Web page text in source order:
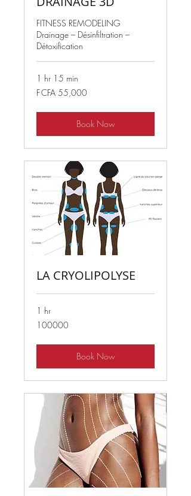
FITNESS REMODELING
Drainage – Désinfiltration –
Détoxification
1 hr 15 min
55,000
West
F CFA 55,000
Book Now
LA CRYOLIPOLYSE
1 hr
100000
100000
Book Now